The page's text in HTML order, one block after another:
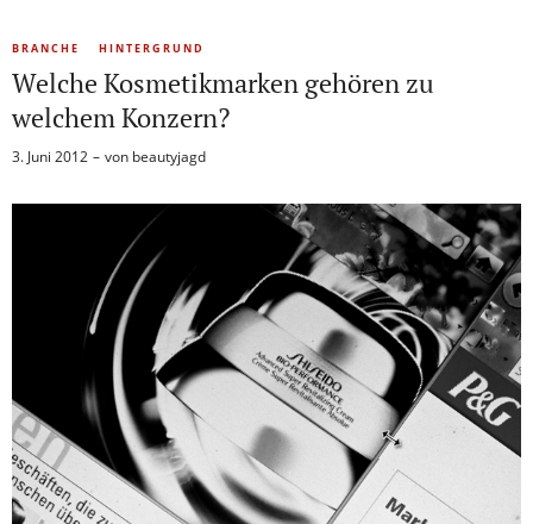
BRANCHE HINTERGRUND
Welche Kosmetikmarken gehören zu
welchem Konzern?
3. Juni 2012 von beautyjagd